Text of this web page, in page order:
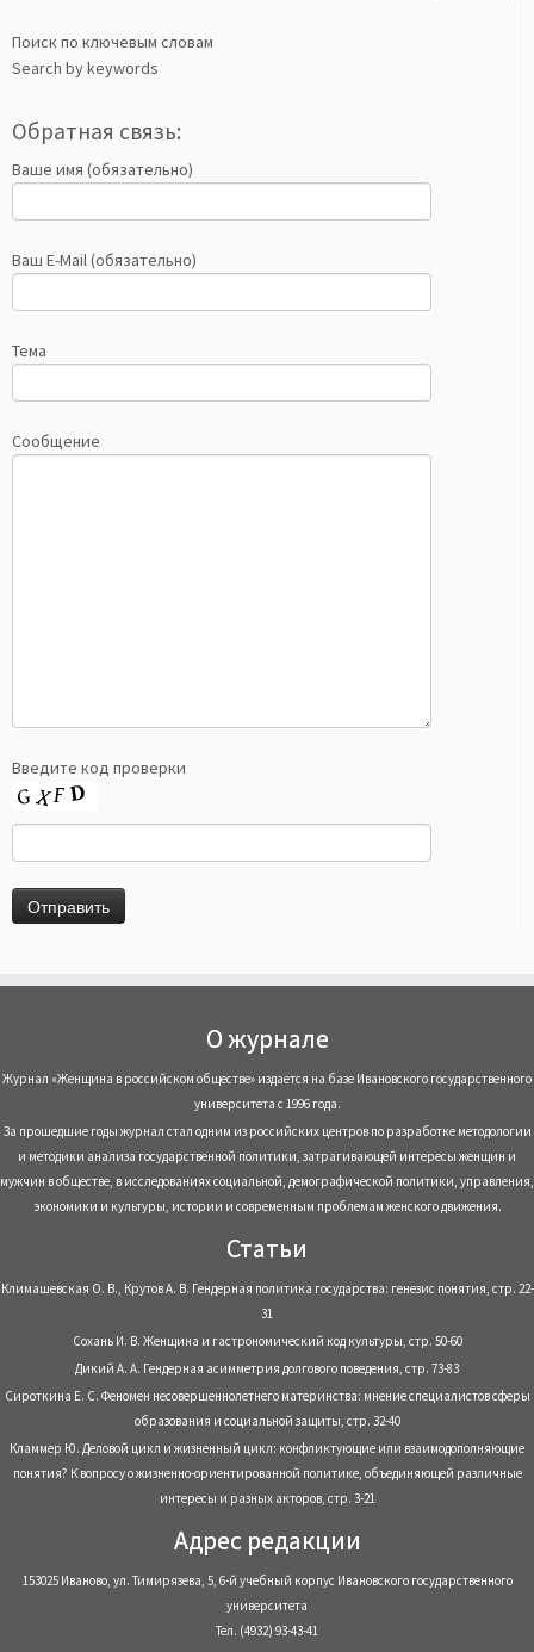
Поиск по ключевым словам
Search by keywords
Обратная связь:
Ваше имя (обязательно)
Ваш E-Mail (обязательно)
Тема
Сообщение
Введите код проверки
О журнале
Журнал «Женщина в российском обществе» издается на базе Ивановского государственного
университета с 1996 года.
За прошедшие годы журнал стал одним из российских центров по разработке методологии
и методики анализа государственной политики, затрагивающей интересы женщин и
мужчин в обществе, в исследованиях социальной, демографической политики, управления,
экономики и культуры, истории и современным проблемам женского движения.
Статьи
Климашевская О. В., Крутов А. В. Гендерная политика государства: генезис понятия, стр. 22-
31
Сохань И. В. Женщина и гастрономический код культуры, стр. 50-60
Дикий А. А. Гендерная асимметрия долгового поведения, стр. 73-83
Сироткина Е. С. Феномен несовершеннолетнего материнства: мнение специалистов сферы
образования и социальной защиты, стр. 32-40
Кламмер Ю. Деловой цикл и жизненный цикл: конфликтующие или взаимодополняющие
понятия? К вопросу о жизненно-ориентированной политике, объединяющей различные
интересы и разных акторов, стр. 3-21
Адрес редакции
153025 Иваново, ул. Тимирязева, 5, 6-й учебный корпус Ивановского государственного
университета
Тел. (4932) 93-43-41